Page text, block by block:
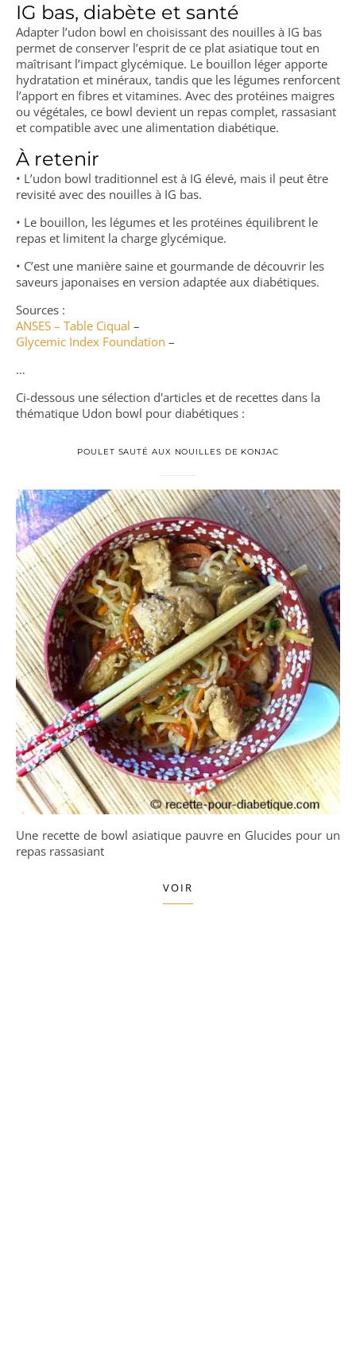
IG bas, diabète et santé
Adapter l’udon bowl en choisissant des nouilles à IG bas
permet de conserver l’esprit de ce plat asiatique tout en
maîtrisant l’impact glycémique. Le bouillon léger apporte
hydratation et minéraux, tandis que les légumes renforcent
l’apport en fibres et vitamines. Avec des protéines maigres
ou végétales, ce bowl devient un repas complet, rassasiant
et compatible avec une alimentation diabétique.
À retenir
• L’udon bowl traditionnel est à IG élevé, mais il peut être
revisité avec des nouilles à IG bas.
• Le bouillon, les légumes et les protéines équilibrent le
repas et limitent la charge glycémique.
• C’est une manière saine et gourmande de découvrir les
saveurs japonaises en version adaptée aux diabétiques.
Sources :
ANSES – Table Ciqual –
Glycemic Index Foundation –
…
Ci-dessous une sélection d'articles et de recettes dans la
thématique Udon bowl pour diabétiques :
POULET SAUTÉ AUX NOUILLES DE KONJAC
Une recette de bowl asiatique pauvre en Glucides pour un
repas rassasiant
VOIR